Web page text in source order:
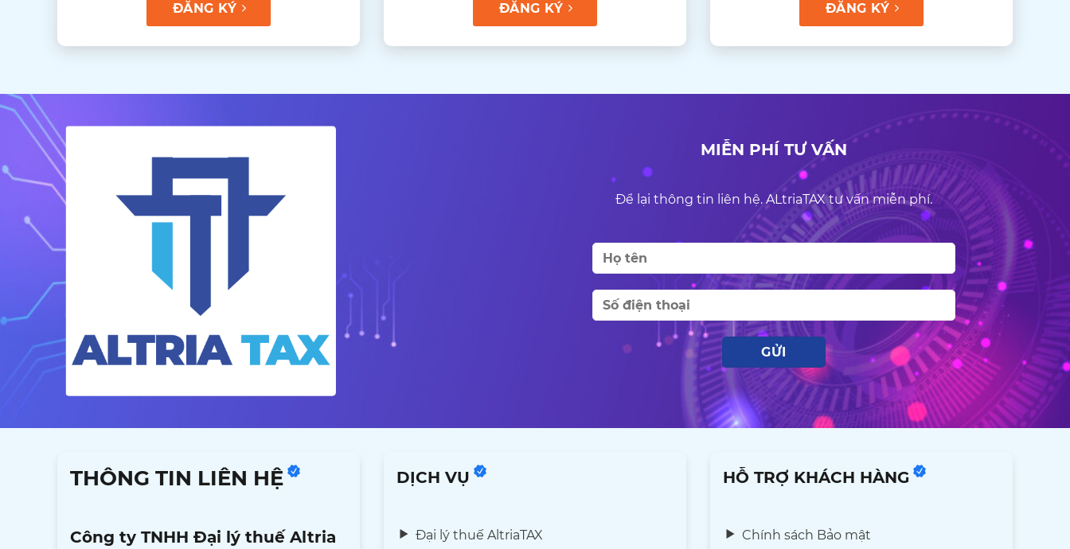
ĐĂNG KÝ ĐĂNG KÝ ĐĂNG KÝ
MIỄN PHÍ TƯ VẤN
Để lại thông tin liên hệ. ALtriaTAX tư vấn miễn phí.
THÔNG TIN LIÊN HỆ
Công ty TNHH Đại lý thuế Altria
DỊCH VỤ
Đại lý thuế AltriaTAX
HỖ TRỢ KHÁCH HÀNG
Chính sách Bảo mật